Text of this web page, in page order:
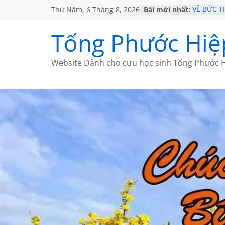
Thứ Năm, 6 Tháng 8, 2026 Bài mới nhất: VỀ BỨC
MỘT ĐỜI
SÁCH
BẤT
CÀ PHÊ
Tống Phước
Website Dành cho cựu học sinh Tống Phước